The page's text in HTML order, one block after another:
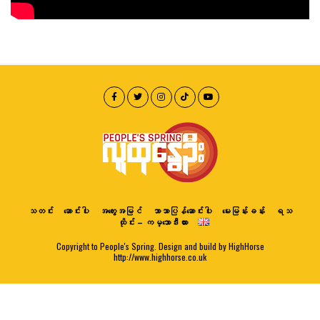
သတင်း ဆောင်းပါး အတွေးအမြင် ဘာသာပြန်ဆောင်းပါး မေးမြန်းခန်း
ရသ
ထိုင်း – ကမ္ဘောဒီးယား
Copyright to People's Spring. Design and build by HighHorse
http://www.highhorse.co.uk